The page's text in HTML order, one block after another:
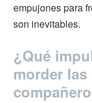
empujones para
son inevitables.
¿Qué
morder